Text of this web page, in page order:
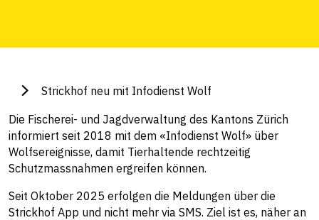
Strickhof neu mit Infodienst Wolf
Die Fischerei- und Jagdverwaltung des Kantons Zürich
informiert seit 2018 mit dem «Infodienst Wolf» über
Wolfsereignisse, damit Tierhaltende rechtzeitig
Schutzmassnahmen ergreifen können.
Seit Oktober 2025 erfolgen die Meldungen über die
Strickhof App und nicht mehr via SMS. Ziel ist es, näher an